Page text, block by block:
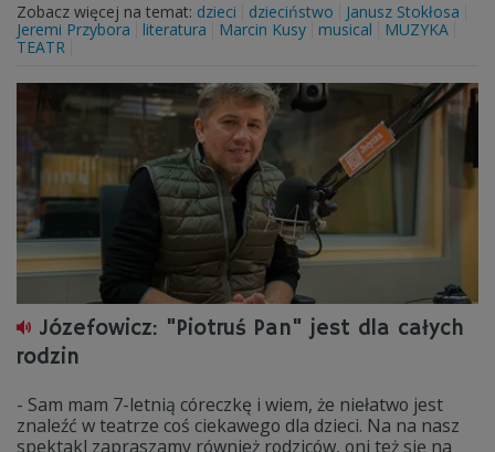
Zobacz więcej na temat: dzieci dzieciństwo
Janusz Stokłosa
Jeremi Przybora
literatura Marcin Kusy musical
MUZYKA
TEATR
Józefowicz: "Piotruś Pan" jest dla całych
rodzin
- Sam mam 7-letnią córeczkę i wiem, że niełatwo jest
znaleźć w teatrze coś ciekawego dla dzieci. Na na nasz
spektakl zapraszamy również rodziców, oni też się na